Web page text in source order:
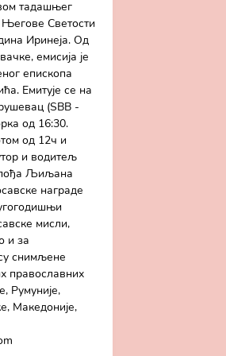
тадашњег
Светости
Иринеја. Од
емисија је
епископа
Емитује се на
(SBB -
од 16:30.
од 12ч и
и водитељ
Љиљана
награде
мисли,
и за
снимљене
православних
Румуније,
Македоније,